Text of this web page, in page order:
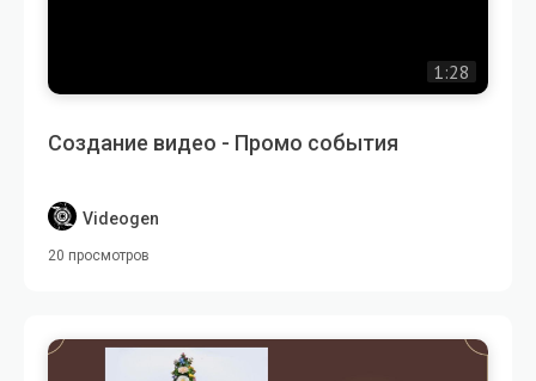
1:28
Создание видео - Промо события
Videogen
20 просмотров